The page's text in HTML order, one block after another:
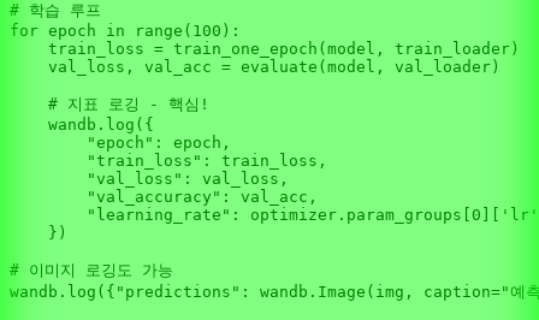
# 학습 루프
for epoch in range ( 100 ):
    train_loss = train_one_epoch(model, train_loader)
    val_loss, val_acc = evaluate(model, val_loader)
# 지표 로깅 - 핵심!
    wandb.log({
"epoch" : epoch,
"train_loss" : train_loss,
"val_loss" : val_loss,
"val_accuracy" : val_acc,
"learning_rate" : optimizer.param_groups[ 0
'lr'
    })
# 이미지 로깅도 가능
wandb.log({ "predictions" : wandb.Image(img, caption="예